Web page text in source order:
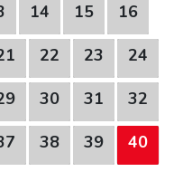
14 15
16
22 23
24
30 31
32
38 39 40